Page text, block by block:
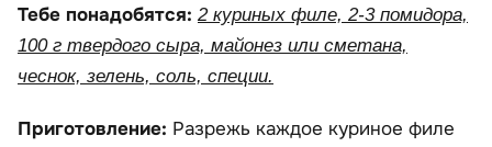
Тебе понадобятся: 2 куриных филе, 2-3 помидора,
100 г твердого сыра, майонез или сметана,
чеснок, зелень, соль, специи.
Приготовление: Разрежь каждое куриное филе